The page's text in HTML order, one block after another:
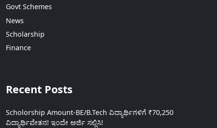
Govt Schemes
News
Scholarship
Finance
Recent Posts
Scholorship Amount-BE/B.Tech ವಿದ್ಯಾರ್ಥಿಗಳಿಗೆ ₹70,250
ವಿದ್ಯಾರ್ಥಿವೇತನ! ಇಂದೇ ಅರ್ಜಿ ಸಲ್ಲಿಸಿ!